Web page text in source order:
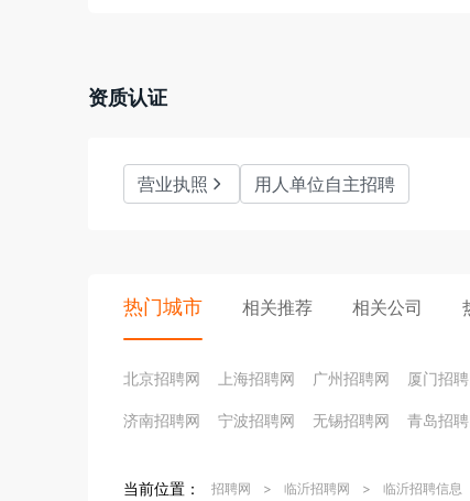
资质认证
营业执照 用人单位自主招聘
热门城市 相关推荐 相关公司
北京招聘网 上海招聘网 广州招聘网 厦门招
济南招聘网 宁波招聘网 无锡招聘网 青岛招
当前位置： 招聘网 > 临沂招聘网 > 临沂招聘信息